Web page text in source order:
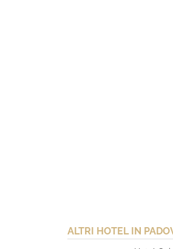
ALTRI HOTEL IN